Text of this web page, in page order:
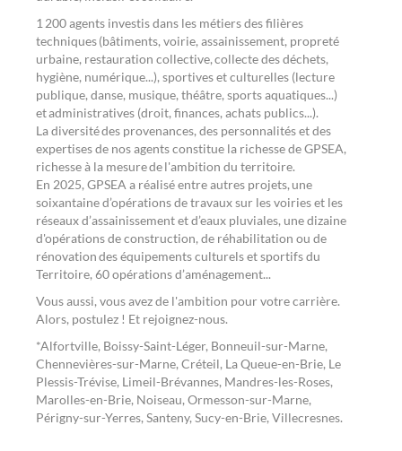
1 200 agents investis dans les métiers des filières
techniques (bâtiments, voirie, assainissement, propreté
urbaine, restauration collective, collecte des déchets,
hygiène, numérique...), sportives et culturelles (lecture
publique, danse, musique, théâtre, sports aquatiques...)
et administratives (droit, finances, achats publics...).
La diversité des provenances, des personnalités et des
expertises de nos agents constitue la richesse de GPSEA,
richesse à la mesure de l'ambition du territoire.
En 2025, GPSEA a réalisé entre autres projets, une
soixantaine d’opérations de travaux sur les voiries et les
réseaux d’assainissement et d’eaux pluviales, une dizaine
d'opérations de construction, de réhabilitation ou de
rénovation des équipements culturels et sportifs du
Territoire, 60 opérations d’aménagement...
Vous aussi, vous avez de l'ambition pour votre carrière.
Alors, postulez ! Et rejoignez-nous.
*Alfortville, Boissy-Saint-Léger, Bonneuil-sur-Marne,
Chennevières-sur-Marne, Créteil, La Queue-en-Brie, Le
Plessis-Trévise, Limeil-Brévannes, Mandres-les-Roses,
Marolles-en-Brie, Noiseau, Ormesson-sur-Marne,
Périgny-sur-Yerres, Santeny, Sucy-en-Brie, Villecresnes.